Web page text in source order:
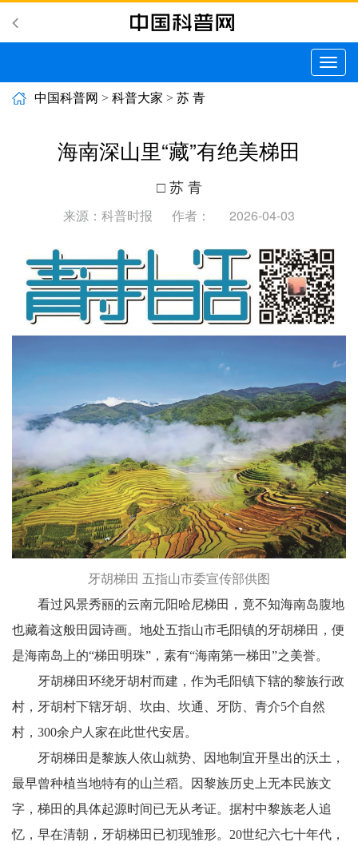
切
换
中国科普网 > 科普大家 > 苏 青
海南深山里“藏”有绝美梯田
□ 苏 青
来源：科普时报 作者： 2026-04-03
牙胡梯田 五指山市委宣传部供图
看过风景秀丽的云南元阳哈尼梯田，竟不知海南岛腹地
也藏着这般田园诗画。地处五指山市毛阳镇的牙胡梯田，便
是海南岛上的“梯田明珠”，素有“海南第一梯田”之美誉。
牙胡梯田环绕牙胡村而建，作为毛阳镇下辖的黎族行政
村，牙胡村下辖牙胡、坎由、坎通、牙防、青介5个自然
村，300余户人家在此世代安居。
牙胡梯田是黎族人依山就势、因地制宜开垦出的沃土，
最早曾种植当地特有的山兰稻。因黎族历史上无本民族文
字，梯田的具体起源时间已无从考证。据村中黎族老人追
忆，早在清朝，牙胡梯田已初现雏形。20世纪六七十年代，